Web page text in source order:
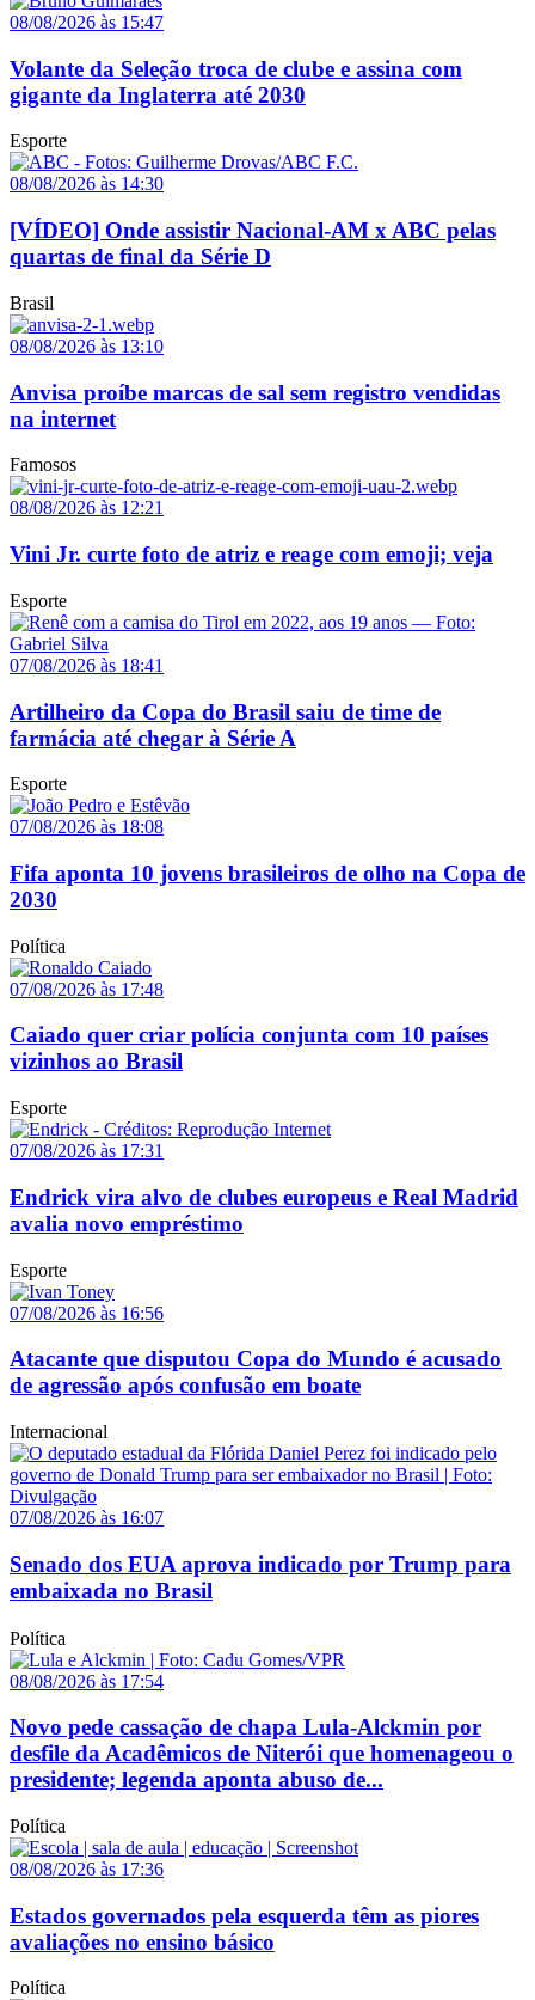
08/08/2026 às 15:47
Volante da Seleção troca de clube e assina com
gigante da Inglaterra até 2030
Esporte
08/08/2026 às 14:30
[VÍDEO] Onde assistir Nacional-AM x ABC pelas
quartas de final da Série D
Brasil
08/08/2026 às 13:10
Anvisa proíbe marcas de sal sem registro vendidas
na internet
Famosos
08/08/2026 às 12:21
Vini Jr. curte foto de atriz e reage com emoji; veja
Esporte
07/08/2026 às 18:41
Artilheiro da Copa do Brasil saiu de time de
farmácia até chegar à Série A
Esporte
07/08/2026 às 18:08
Fifa aponta 10 jovens brasileiros de olho na Copa de
2030
Política
07/08/2026 às 17:48
Caiado quer criar polícia conjunta com 10 países
vizinhos ao Brasil
Esporte
07/08/2026 às 17:31
Endrick vira alvo de clubes europeus e Real Madrid
avalia novo empréstimo
Esporte
07/08/2026 às 16:56
Atacante que disputou Copa do Mundo é acusado
de agressão após confusão em boate
Internacional
07/08/2026 às 16:07
Senado dos EUA aprova indicado por Trump para
embaixada no Brasil
Política
08/08/2026 às 17:54
Novo pede cassação de chapa Lula-Alckmin por
desfile da Acadêmicos de Niterói que homenageou o
presidente; legenda aponta abuso de...
Política
08/08/2026 às 17:36
Estados governados pela esquerda têm as piores
avaliações no ensino básico
Política